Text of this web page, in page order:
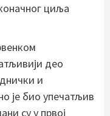
циља
део
и
је био упечатљив
су у првој